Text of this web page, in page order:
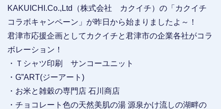
KAKUICHI.Co.,Ltd（株式会社 カクイチ）の「カクイチ
コラボキャンペーン」が昨日から始まりましたよ～！
君津市応援企画としてカクイチと君津市の企業各社がコラ
ボレーション！
・Ｔシャツ印刷 サンコーユニット
・G”ART(ジーアート)
・お米と雑穀の専門店 石川商店
・チョコレート色の天然美肌の湯 源泉かけ流しの湖畔の